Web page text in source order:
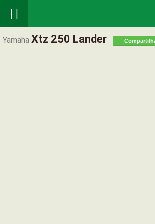

Yamaha Xtz 250 Lander